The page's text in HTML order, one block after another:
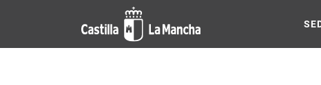
Pasar al contenido principal
Noticias de la región de